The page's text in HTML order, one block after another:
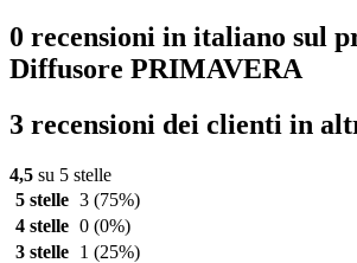
0 recensioni in italiano sul
Diffusore PRIMAVERA
3 recensioni dei clienti in
4,5 su 5 stelle
5 stelle 3 (75%)
4 stelle 0 (0%)
3 stelle
1 (25%)